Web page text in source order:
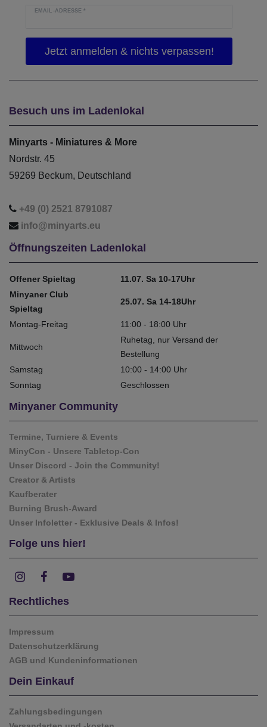
EMAIL-ADRESSE*
Besuch uns im Ladenlokal
Minyarts - Miniatures & More
Nordstr. 45
59269 Beckum, Deutschland
+49 (0) 2521 8791087
info@minyarts.eu
Öffnungszeiten Ladenlokal
Offener Spieltag
11.07. Sa 10-17Uhr
Minyaner Club
Spieltag
25.07. Sa 14-18Uhr
Montag-Freitag 11:00 - 18:00 Uhr
Mittwoch
Ruhetag, nur Versand der
Bestellung
Samstag
10:00 - 14:00 Uhr
Sonntag
Geschlossen
Minyaner Community
Termine, Turniere & Events
MinyCon - Unsere Tabletop-Con
Unser Discord - Join the Community!
Creator & Artists
Kaufberater
Burning Brush-Award
Unser Infoletter - Exklusive Deals & Infos!
Folge uns hier!
Rechtliches
Impressum
Datenschutzerklärung
AGB und Kundeninformationen
Dein Einkauf
Zahlungsbedingungen